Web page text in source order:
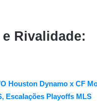
Rivalidade:
Houston Dynamo x CF
Escalações Playoffs MLS